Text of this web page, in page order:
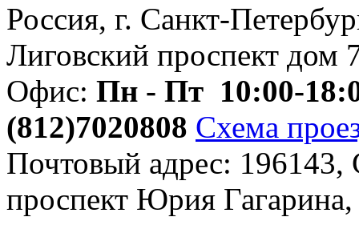
Россия, г. Санкт-
Лиговский проспект дом
Офис: Пн - Пт 10:00-
(812)7020808 Схема
Почтовый адрес: 196143,
проспект Юрия